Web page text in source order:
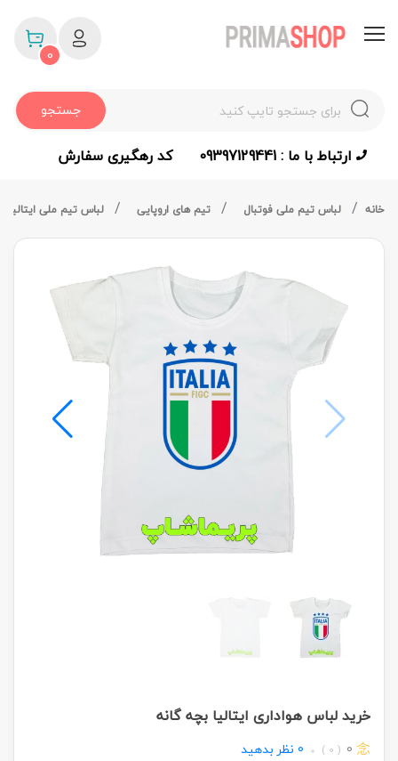
جستجو
0
ارتباط با ما : 09397129441 کد رهگیری سفارش
خانه لباس تیم ملی فوتبال تیم های اروپایی لباس تیم ملی ایتالیا
خرید لباس هواداری ایتالیا بچه گانه
0
( 0 )
0 نظر بدهید